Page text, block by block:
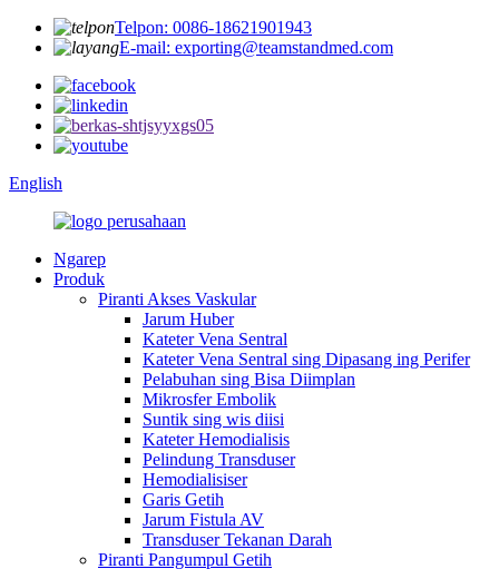
Telpon: 0086-18621901943
E-mail: exporting@teamstandmed.com
English
Ngarep
Produk
Piranti Akses Vaskular
Jarum Huber
Kateter Vena Sentral
Kateter Vena Sentral sing Dipasang ing Perifer
Pelabuhan sing Bisa Diimplan
Mikrosfer Embolik
Suntik sing wis diisi
Kateter Hemodialisis
Pelindung Transduser
Hemodialisiser
Garis Getih
Jarum Fistula AV
Transduser Tekanan Darah
Piranti Pangumpul Getih